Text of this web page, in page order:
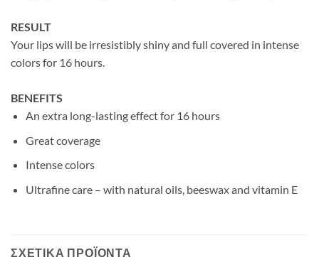
RESULT
Your lips will be irresistibly shiny and full covered in intense
colors for 16 hours.
BENEFITS
An extra long-lasting effect for 16 hours
Great coverage
Intense colors
Ultrafine care – with natural oils, beeswax and vitamin E
ΣΧΕΤΙΚΆ ΠΡΟΪΌΝΤΑ